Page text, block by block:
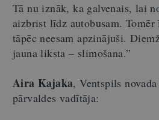
Tā nu iznāk, ka galvenais, lai
aizbrist līdz autobusam. Tomēr
tāpēc neesam apzinājuši.
jauna liksta – slimošana.”
Aira Kajaka, Ventspils
pārvaldes vadītāja: